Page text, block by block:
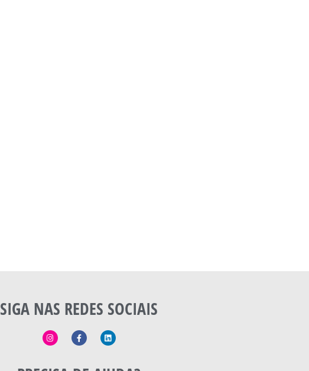
SIGA NAS REDES SOCIAIS